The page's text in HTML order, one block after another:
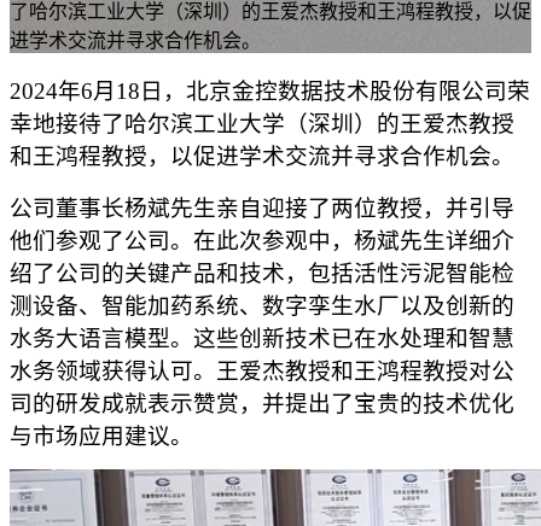
了哈尔滨工业大学（深圳）的王爱杰教授和王鸿程教授，以促
进学术交流并寻求合作机会。
2024年6月18日，北京金控数据技术股份有限公司荣
幸地接待了哈尔滨工业大学（深圳）的王爱杰教授
和王鸿程教授，以促进学术交流并寻求合作机会。
公司董事长杨斌先生亲自迎接了两位教授，并引导
他们参观了公司。在此次参观中，杨斌先生详细介
绍了公司的关键产品和技术，包括活性污泥智能检
测设备、智能加药系统、数字孪生水厂以及创新的
水务大语言模型。这些创新技术已在水处理和智慧
水务领域获得认可。王爱杰教授和王鸿程教授对公
司的研发成就表示赞赏，并提出了宝贵的技术优化
与市场应用建议。